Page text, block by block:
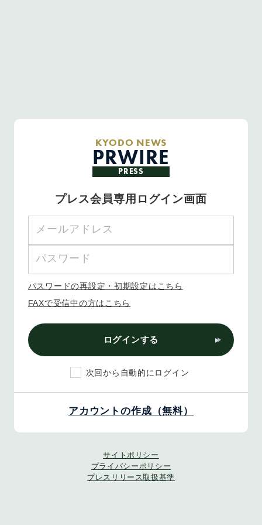
KYODO NEWS
PRWIRE
PRESS
プレス会員専用ログイン画面
パスワードの再設定・初期設定はこちら
FAXで受信中の方はこちら
ログインする
次回から自動的にログイン
アカウントの作成（無料）
サイトポリシー
プライバシーポリシー
プレスリリース取扱基準